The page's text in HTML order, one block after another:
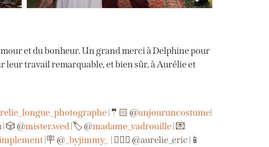
et du bonheur. Un grand merci à Delphine pour
travail remarquable, et bien sûr, à Aurélie et
|🤵🏻 @unjouruncostume|
| 🎲 @mister.wed|🏷️ @madame_vadrouille| 💌
|🪧 @ _byjimmy_ | 👩‍❤️‍👨 @aurelie_eric |📱